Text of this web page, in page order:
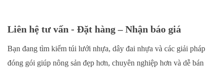
Liên hệ tư vấn - Đặt hàng – Nhận báo giá
Bạn đang tìm kiếm túi lưới nhựa, dây đai nhựa và các giải pháp
đóng gói giúp nông sản đẹp hơn, chuyên nghiệp hơn và dễ bán